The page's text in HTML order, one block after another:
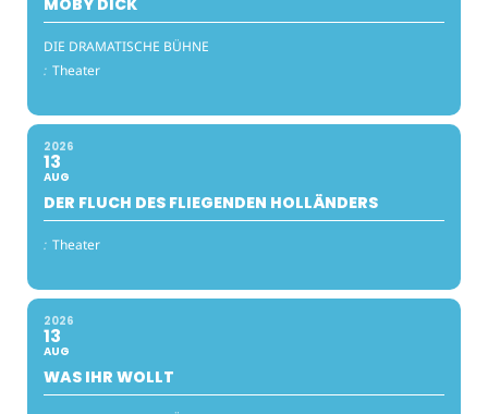
DIE DRAMATISCHE BÜHNE
: Theater
2026
13
AUG
DER FLUCH DES FLIEGENDEN HOLLÄNDERS
: Theater
2026
13
AUG
WAS IHR WOLLT